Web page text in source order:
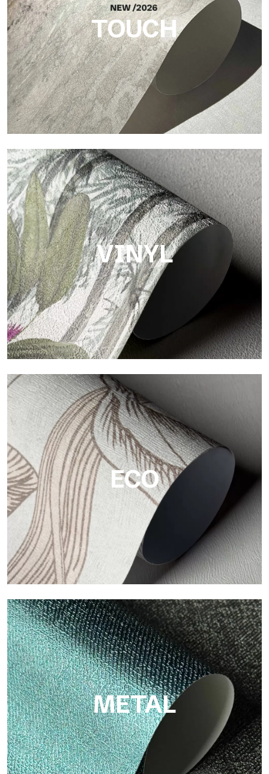
TOUCH
Touch
Oberfläche mit faseriger und unregelmäßiger Struktur und
einer weichen Textur, die Wärme und Authentizität vermittelt.
VINYL
Vinyl
Die Vinyloberflächen der Tapeten von Tecnografica bieten
widerstandsfähige, strukturierte und optisch anspruchsvolle
Flächen.
ECO
ECO
Eco von Tecnografica ist die ökologische Tapete aus
Zellulosefaser: nachhaltige Unterstützung, ohne PVC, mit
hellen Farben und hoher Qualität.
METAL